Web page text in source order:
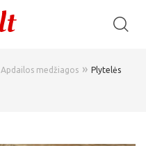
Apdailos medžiagos » Plytelės